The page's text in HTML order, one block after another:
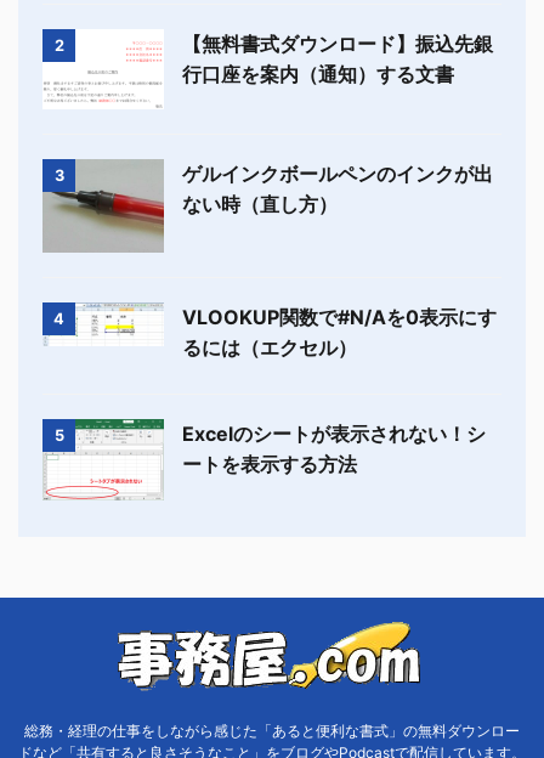
2
【無料書式ダウンロード】振込先銀
行口座を案内（通知）する文書
3
ゲルインクボールペンのインクが出
ない時（直し方）
4
VLOOKUP関数で#N/Aを0表示にす
るには（エクセル）
5
Excelのシートが表示されない！シ
ートを表示する方法
総務・経理の仕事をしながら感じた「あると便利な書式」の無料ダウンロー
ドなど「共有すると良さそうなこと」をブログやPodcastで配信しています。